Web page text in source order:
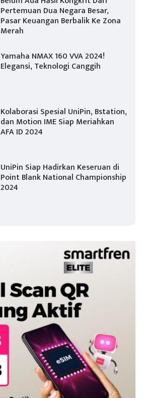
Pertemuan Dua Negara Besar,
Pasar Keuangan Berbalik Ke Zona
Merah
Yamaha NMAX 160 VVA 2024!
Elegansi, Teknologi Canggih
Kolaborasi Spesial UniPin, Bstation,
dan Motion IME Siap Meriahkan
AFA ID 2024
UniPin Siap Hadirkan Keseruan di
Point Blank National Championship
2024